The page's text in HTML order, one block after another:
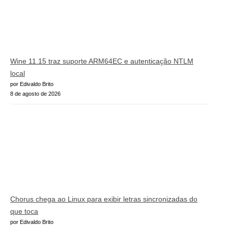
Wine 11.15 traz suporte ARM64EC e autenticação NTLM
local
por Edivaldo Brito
8 de agosto de 2026
Chorus chega ao Linux para exibir letras sincronizadas do
que toca
por Edivaldo Brito